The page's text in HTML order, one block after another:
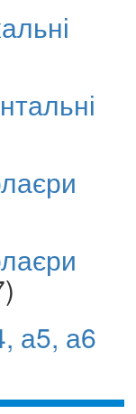
а5, а6